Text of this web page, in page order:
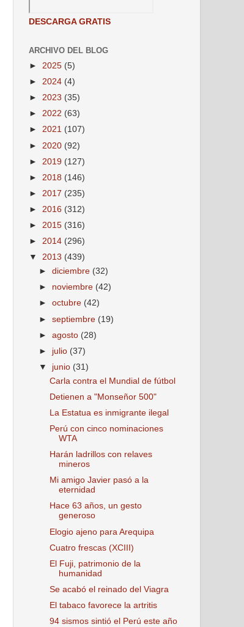
DESCARGA GRATIS
ARCHIVO DEL BLOG
► 2025 (5)
► 2024 (4)
► 2023 (35)
► 2022 (63)
► 2021 (107)
► 2020 (92)
► 2019 (127)
► 2018 (146)
► 2017 (235)
► 2016 (312)
► 2015 (316)
► 2014 (296)
▼ 2013 (439)
►diciembre (32)
► noviembre (42)
►octubre (42)
►septiembre (19)
►agosto (28)
► julio (37)
▼ junio (31)
Carla contra el Mundial de fútbol
Detienen a "Monseñor 500"
La Estatua es inmigrante ilegal
Perú con cinco nominaciones
WTA
Harán ladrillos con relaves
mineros
Mi amigo Javier pasó a la
eternidad
Hace 63 años, un gesto
generoso
Elogio ajeno para Arequipa
Cuatro frescas (XCIII)
El Fuji, patrimonio de la
humanidad
Se acabó el reinado del Viagra
El tabaco favorece la artritis
94 sismos sintió el Perú este año